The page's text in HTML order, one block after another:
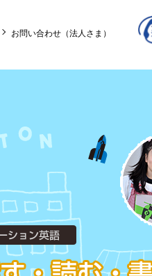
お問い合わせ（法人さま）